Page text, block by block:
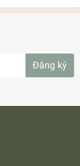
Đăng ký